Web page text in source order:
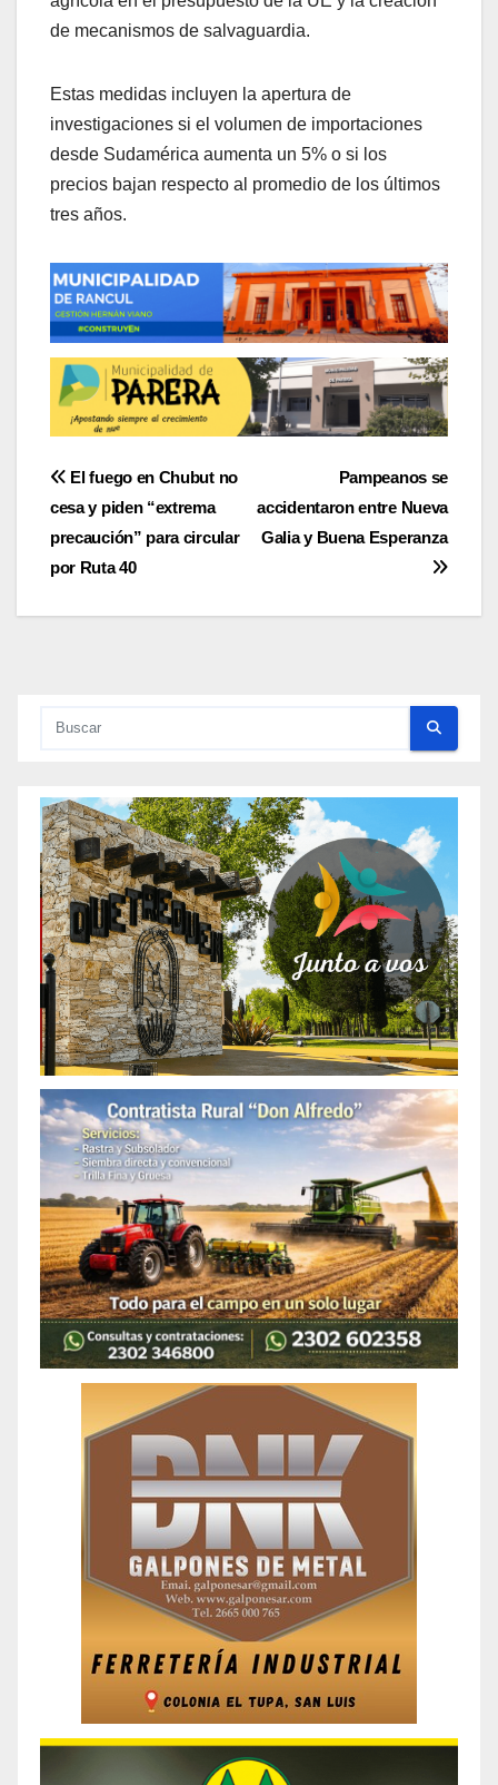
de mecanismos de salvaguardia.
Estas medidas incluyen la apertura de
investigaciones si el volumen de importaciones
desde Sudamérica aumenta un 5% o si los
precios bajan respecto al promedio de los últimos
tres años.
Navegación
de
entradas
Pampeanos se
accidentaron entre Nueva
Galia y Buena Esperanza
El fuego en Chubut no
cesa y piden “extrema
precaución” para circular
por Ruta 40